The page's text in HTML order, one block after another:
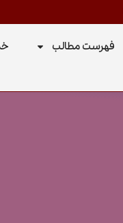
فهرست مطالب